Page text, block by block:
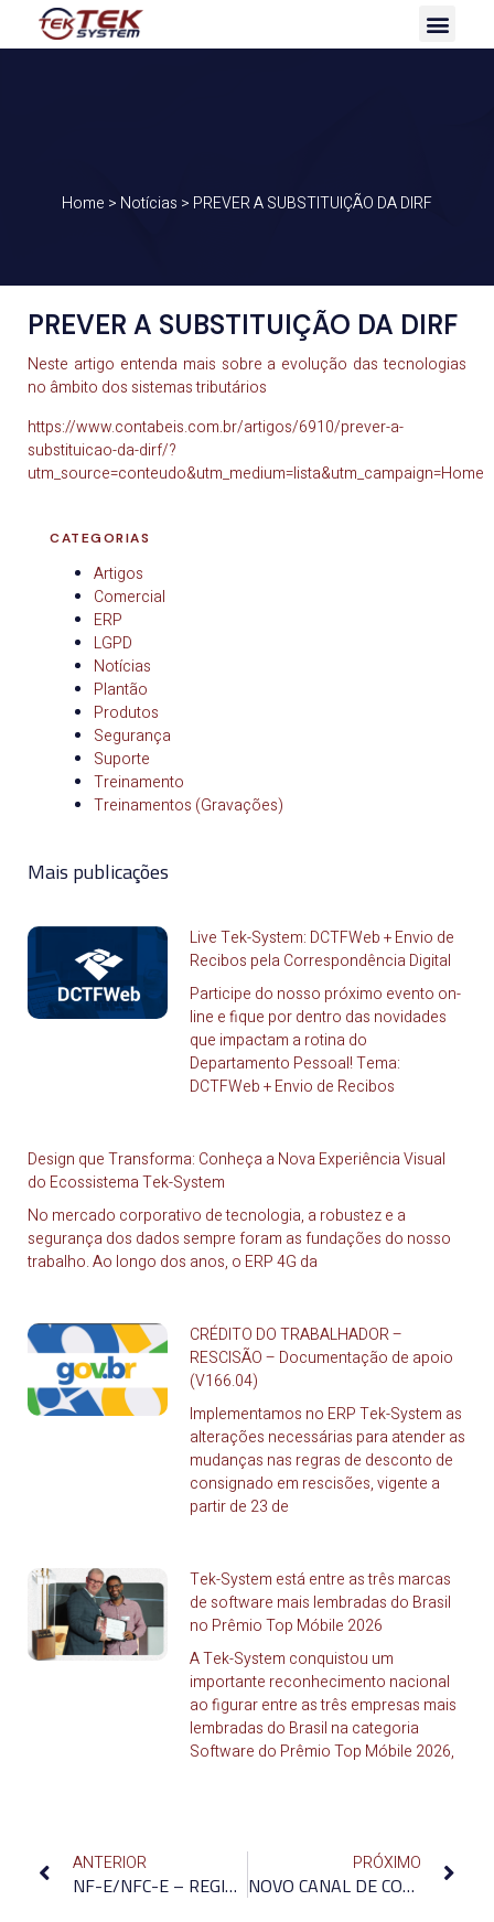
Home > Notícias > PREVER A SUBSTITUIÇÃO DA DIRF
PREVER A SUBSTITUIÇÃO DA DIRF
Neste artigo entenda mais sobre a evolução das tecnologias
no âmbito dos sistemas tributários
https://www.contabeis.com.br/artigos/6910/prever-a-
substituicao-da-dirf/?
utm_source=conteudo&utm_medium=lista&utm_campaign=Home
CATEGORIAS
Artigos
Comercial
ERP
LGPD
Notícias
Plantão
Produtos
Segurança
Suporte
Treinamento
Treinamentos (Gravações)
Mais publicações
Live Tek-System: DCTFWeb + Envio de
Recibos pela Correspondência Digital
Participe do nosso próximo evento on-
line e fique por dentro das novidades
que impactam a rotina do
Departamento Pessoal! Tema:
DCTFWeb + Envio de Recibos
Design que Transforma: Conheça a Nova Experiência Visual
do Ecossistema Tek-System
No mercado corporativo de tecnologia, a robustez e a
segurança dos dados sempre foram as fundações do nosso
trabalho. Ao longo dos anos, o ERP 4G da
CRÉDITO DO TRABALHADOR –
RESCISÃO – Documentação de apoio
(V166.04)
Implementamos no ERP Tek-System as
alterações necessárias para atender as
mudanças nas regras de desconto de
consignado em rescisões, vigente a
partir de 23 de
Tek-System está entre as três marcas
de software mais lembradas do Brasil
no Prêmio Top Móbile 2026
A Tek-System conquistou um
importante reconhecimento nacional
ao figurar entre as três empresas mais
lembradas do Brasil na categoria
Software do Prêmio Top Móbile 2026,
ANTERIOR
NF-E/NFC-E – REGISTRO DE DUPLICATA ELETRÔNICA PASSA A OPERAR EM POUCOS DIAS
PRÓXIMO
NOVO CANAL DE COMUNIÇÃO